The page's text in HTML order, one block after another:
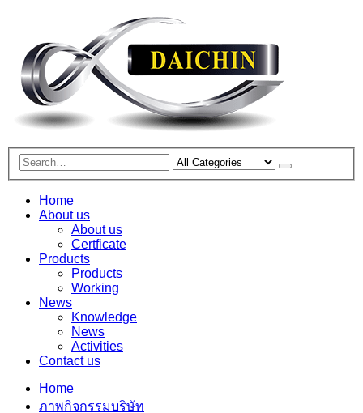
Home
About us
About us
Certficate
Products
Products
Working
News
Knowledge
News
Activities
Contact us
Home
ภาพกิจกรรมบริษัท